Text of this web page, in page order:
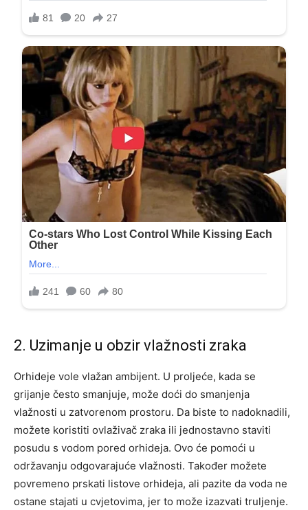
2. Uzimanje u obzir vlažnosti zraka
Orhideje vole vlažan ambijent. U proljeće, kada se
grijanje često smanjuje, može doći do smanjenja
vlažnosti u zatvorenom prostoru. Da biste to nadoknadili,
možete koristiti ovlaživač zraka ili jednostavno staviti
posudu s vodom pored orhideja. Ovo će pomoći u
održavanju odgovarajuće vlažnosti. Također možete
povremeno prskati listove orhideja, ali pazite da voda ne
ostane stajati u cvjetovima, jer to može izazvati truljenje.